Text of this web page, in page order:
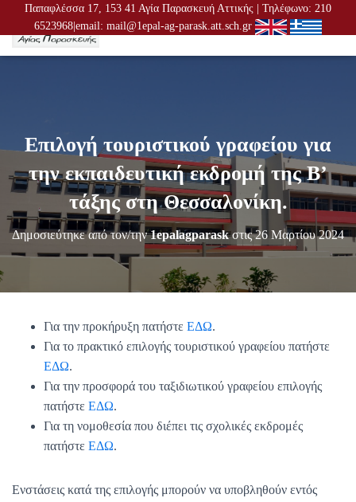
Παπαφλέσσα 17, 153 41 Αγία Παρασκευή Αττικής | Τηλέφωνο: 210
6523968|email: mail@1epal-ag-parask.att.sch.gr
Ν
Ή
Π
Λ
Ο
Γ
Η
Επιλογή τουριστικού γραφείου για
την εκπαιδευτική εκδρομή της B’
τάξης στη Θεσσαλονίκη.
Δημοσιεύτηκε από τον/την1epalagparaskστις26 Μαρτίου 2024
Για την προκήρυξη πατήστε ΕΔΩ.
Για το πρακτικό επιλογής τουριστικού γραφείου πατήστε
ΕΔΩ.
Για την προσφορά του ταξιδιωτικού γραφείου επιλογής
πατήστε ΕΔΩ.
Για τη νομοθεσία που διέπει τις σχολικές εκδρομές
πατήστε ΕΔΩ.
Ενστάσεις κατά της επιλογής μπορούν να υποβληθούν εντός